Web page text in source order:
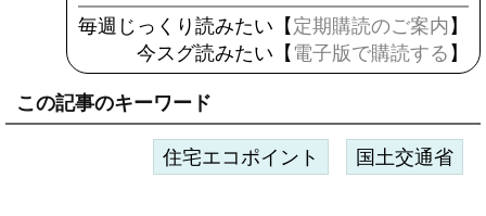
毎週じっくり読みたい【 定期購読のご案内 】
今スグ読みたい【 電子版で購読する 】
この記事のキーワード
住宅エコポイント 国土交通省